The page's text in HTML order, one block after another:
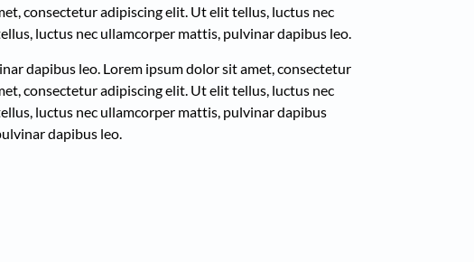
consectetur adipiscing elit. Ut elit tellus, luctus nec
luctus nec ullamcorper mattis, pulvinar dapibus leo.
dapibus leo. Lorem ipsum dolor sit amet, consectetur
consectetur adipiscing elit. Ut elit tellus, luctus nec
luctus nec ullamcorper mattis, pulvinar dapibus
dapibus leo.